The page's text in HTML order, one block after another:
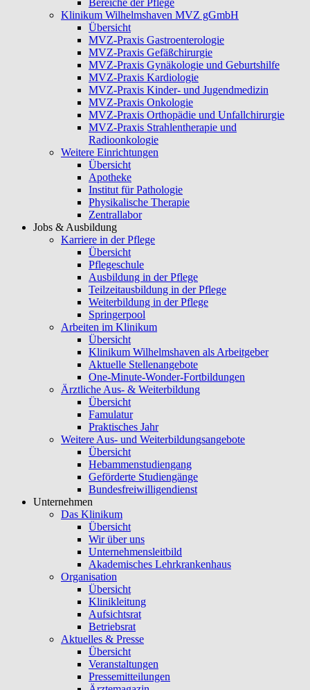
Bereiche der Pflege
Klinikum Wilhelmshaven MVZ gGmbH
Übersicht
MVZ-Praxis Gastroenterologie
MVZ-Praxis Gefäßchirurgie
MVZ-Praxis Gynäkologie und Geburtshilfe
MVZ-Praxis Kardiologie
MVZ-Praxis Kinder- und Jugendmedizin
MVZ-Praxis Onkologie
MVZ-Praxis Orthopädie und Unfallchirurgie
MVZ-Praxis Strahlentherapie und
Radioonkologie
Weitere Einrichtungen
Übersicht
Apotheke
Institut für Pathologie
Physikalische Therapie
Zentrallabor
Jobs & Ausbildung
Karriere in der Pflege
Übersicht
Pflegeschule
Ausbildung in der Pflege
Teilzeitausbildung in der Pflege
Weiterbildung in der Pflege
Springerpool
Arbeiten im Klinikum
Übersicht
Klinikum Wilhelmshaven als Arbeitgeber
Aktuelle Stellenangebote
One-Minute-Wonder-Fortbildungen
Ärztliche Aus- & Weiterbildung
Übersicht
Famulatur
Praktisches Jahr
Weitere Aus- und Weiterbildungsangebote
Übersicht
Hebammenstudiengang
Geförderte Studiengänge
Bundesfreiwilligendienst
Unternehmen
Das Klinikum
Übersicht
Wir über uns
Unternehmensleitbild
Akademisches Lehrkrankenhaus
Organisation
Übersicht
Klinikleitung
Aufsichtsrat
Betriebsrat
Aktuelles & Presse
Übersicht
Veranstaltungen
Pressemitteilungen